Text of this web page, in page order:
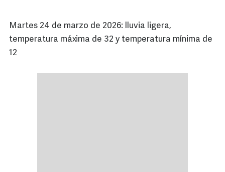
Martes 24 de marzo de 2026: lluvia ligera,
temperatura máxima de 32 y temperatura mínima de
12